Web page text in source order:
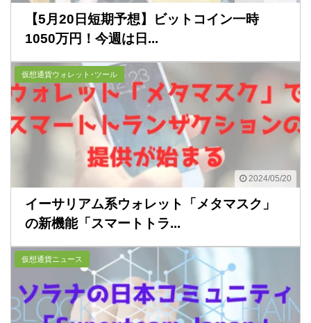
【5月20日短期予想】ビットコイン一時
1050万円！今週は日...
2024/05/20
仮想通貨ウォレット･ツール
イーサリアム系ウォレット「メタマスク」
の新機能「スマートトラ...
仮想通貨ニュース